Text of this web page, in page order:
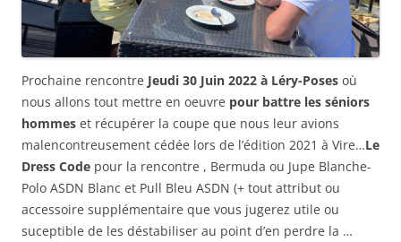
Prochaine rencontre Jeudi 30 Juin 2022 à Léry-Poses où
nous allons tout mettre en oeuvre pour battre les séniors
hommes et récupérer la coupe que nous leur avions
malencontreusement cédée lors de l’édition 2021 à Vire…Le
Dress Code pour la rencontre , Bermuda ou Jupe Blanche-
Polo ASDN Blanc et Pull Bleu ASDN (+ tout attribut ou
accessoire supplémentaire que vous jugerez utile ou
suceptible de les déstabiliser au point d’en perdre la …